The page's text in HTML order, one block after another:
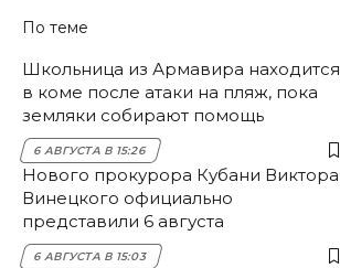
По теме
Школьница из Армавира находится
в коме после атаки на пляж, пока
земляки собирают помощь
6 АВГУСТА В 15:26
Нового прокурора Кубани Виктора
Винецкого официально
представили 6 августа
6 АВГУСТА В 15:03